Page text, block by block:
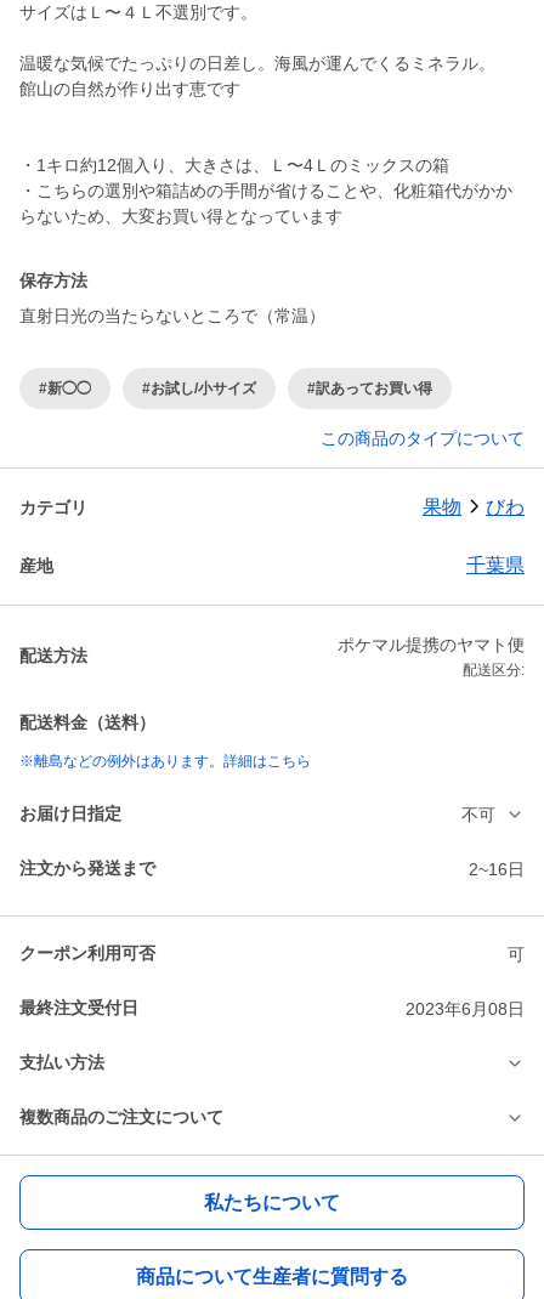
サイズはＬ〜４Ｌ不選別です。
温暖な気候でたっぷりの日差し。海風が運んでくるミネラル。
館山の自然が作り出す恵です
・1キロ約12個入り、大きさは、Ｌ〜4Ｌのミックスの箱
・こちらの選別や箱詰めの手間が省けることや、化粧箱代がかか
らないため、大変お買い得となっています
保存方法
直射日光の当たらないところで（常温）
#新◯◯ #お試し/小サイズ #訳あってお買い得
この商品のタイプについて
カテゴリ 果物 びわ
産地 千葉県
配送方法
ポケマル提携のヤマト便
配送区分:
配送料金（送料）
※離島などの例外はあります。詳細はこちら
お届け日指定 不可
注文から発送まで 2~16日
クーポン利用可否 可
最終注文受付日 2023年6月08日
支払い方法
複数商品のご注文について
私たちについて
商品について生産者に質問する